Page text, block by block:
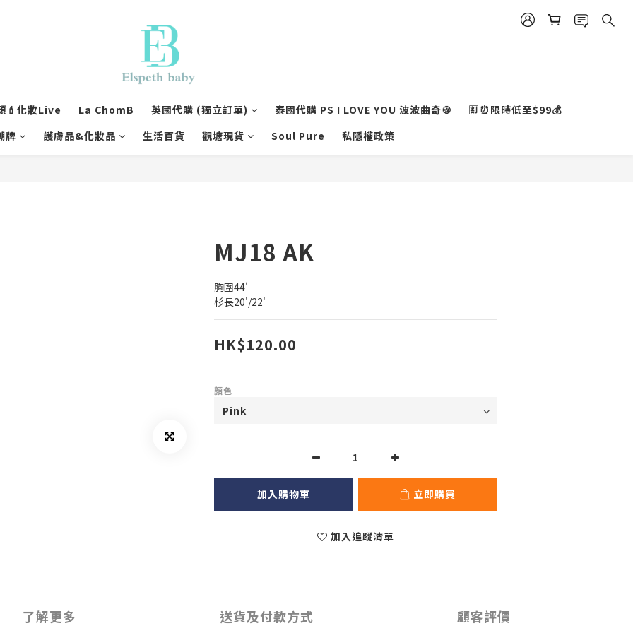
💄化妝Live La ChomB 英國代購 (獨立訂單) 泰國代購 PS I LOVE YOU 波波曲奇🍪
🈹⏰限時低至$99💰
牌
護膚品&化妝品 生活百貨 觀塘現貨 Soul Pure 私隱權政策
MJ18 AK
胸圍44'
杉長20'/22'
HK$120.00
顏色
加入購物車 立即購買
加入追蹤清單
了解更多 送貨及付款方式 顧客評價